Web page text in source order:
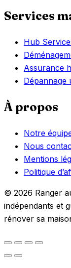
Services
Hub
Assurance
Dépannage
À propos
Notre
Nous
Mentions
Politique
© 2026 Ranger
indépendants et
rénover sa